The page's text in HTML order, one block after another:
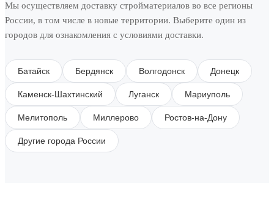
Мы осуществляем доставку стройматериалов во все регионы
России, в том числе в новые территории. Выберите один из
городов для ознакомления с условиями доставки.
Батайск Бердянск Волгодонск Донецк
Каменск-Шахтинский Луганск Мариуполь
Мелитополь Миллерово Ростов-на-Дону
Другие города России